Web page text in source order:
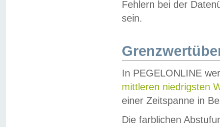
Fehlern bei der
sein.
In PEGELONLINE
mittleren niedrigsten
einer Zeitspanne in
Die farblichen